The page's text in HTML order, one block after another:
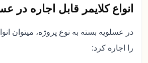
انواع کلایمر قابل اجاره در
در عسلویه بسته به نوع پروژه، میتوان
را اجاره کرد: